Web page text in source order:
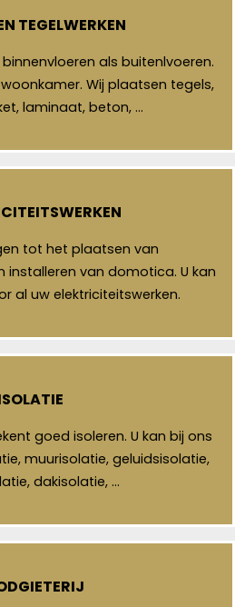
TEGELWERKEN
als buitenlvoeren.
Wij plaatsen tegels,
laminaat, beton, …
tot het plaatsen van
installeren van domotica. U kan
al uw elektriciteitswerken.
goed isoleren. U kan bij ons
muurisolatie, geluidsisolatie,
dakisolatie, …